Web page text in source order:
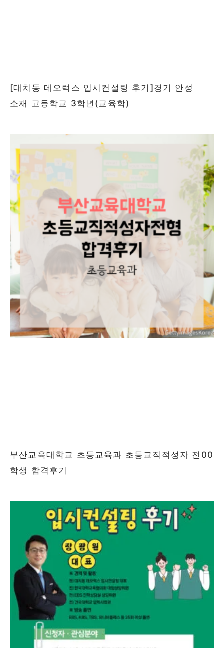
[대치동 데오럭스 입시컨설팅 후기]경기 안성
소재 고등학교 3학년(교육학)
부산교육대학교 초등교육과 초등교직적성자 전00
학생 합격후기